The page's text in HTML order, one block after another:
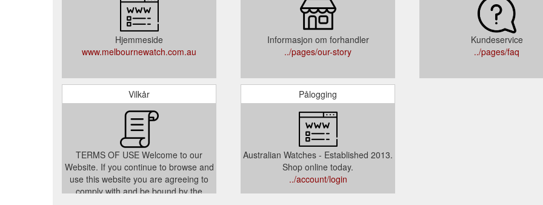
Hjemmeside
www.melbournewatch.com.au
Informasjon om forhandler
../pages/our-story
Kundeservice
../pages/faq
Vilkår
TERMS OF USE Welcome to our
Website. If you continue to browse and
use this website you are agreeing to
comply with and be bound by the
Pålogging
Australian Watches - Established 2013.
Shop online today.
../account/login